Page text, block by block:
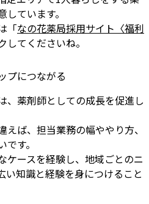
ています。
「なの花薬局採用サイト〈福利
してくださいね。
プにつながる
、薬剤師としての成長を促進し
ば、担当業務の幅ややり方、
す。
ケースを経験し、地域ごとのニ
い知識と経験を身につけること